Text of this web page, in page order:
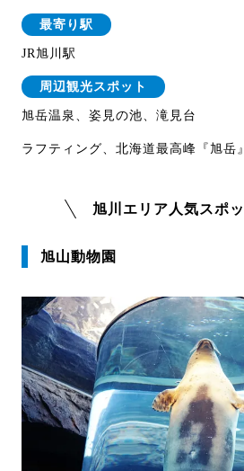
最寄り駅
JR旭川駅
周辺観光スポット
旭岳温泉、姿見の池、滝見台
ラフティング、北海道最高峰『旭岳
旭川エリア人気スポ
旭山動物園